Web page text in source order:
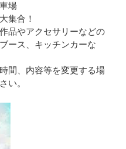
場
集合！
やアクセサリーなどの
ース、キッチンカーな
、内容等を変更する場
い。